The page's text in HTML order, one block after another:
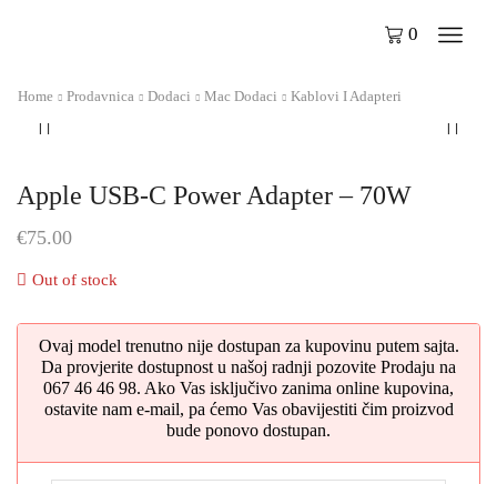
0
Home Prodavnica Dodaci Mac Dodaci Kablovi I Adapteri
Apple USB-C Power Adapter – 70W
€75.00
Out of stock
Ovaj model trenutno nije dostupan za kupovinu putem sajta.
Da provjerite dostupnost u našoj radnji pozovite Prodaju na
067 46 46 98. Ako Vas isključivo zanima online kupovina,
ostavite nam e-mail, pa ćemo Vas obavijestiti čim proizvod
bude ponovo dostupan.